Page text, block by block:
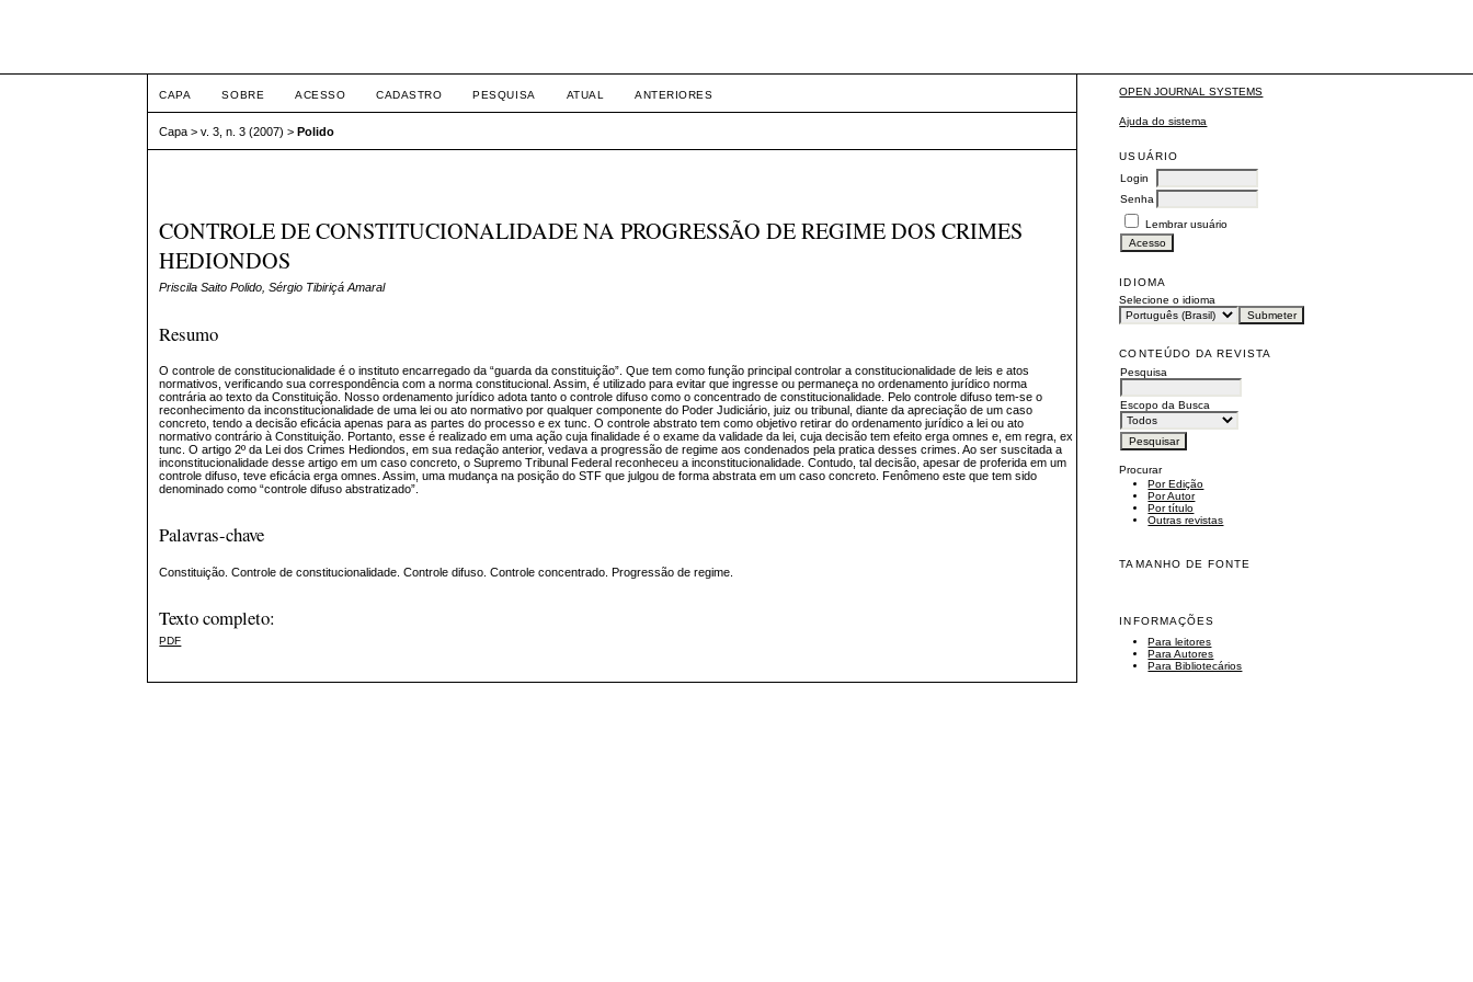
OPEN JOURNAL SYSTEMS
Ajuda do sistema
USUÁRIO
Login
Senha
Lembrar usuário
IDIOMA
Selecione o idioma
CONTEÚDO DA REVISTA
Pesquisa
Escopo da Busca
Procurar
Por Edição
Por Autor
Por título
Outras revistas
TAMANHO DE FONTE
INFORMAÇÕES
Para leitores
Para Autores
Para Bibliotecários
CAPA SOBRE ACESSO CADASTRO PESQUISA ATUAL ANTERIORES
Capa >v. 3, n. 3 (2007) >Polido
CONTROLE DE CONSTITUCIONALIDADE NA PROGRESSÃO DE REGIME DOS CRIMES
HEDIONDOS
Priscila Saito Polido, Sérgio Tibiriçá Amaral
Resumo
O controle de constitucionalidade é o instituto encarregado da “guarda da constituição”. Que tem como função principal controlar a constitucionalidade de leis e atos
normativos, verificando sua correspondência com a norma constitucional. Assim, é utilizado para evitar que ingresse ou permaneça no ordenamento jurídico norma
contrária ao texto da Constituição. Nosso ordenamento jurídico adota tanto o controle difuso como o concentrado de constitucionalidade. Pelo controle difuso tem-se o
reconhecimento da inconstitucionalidade de uma lei ou ato normativo por qualquer componente do Poder Judiciário, juiz ou tribunal, diante da apreciação de um caso
concreto, tendo a decisão eficácia apenas para as partes do processo e ex tunc. O controle abstrato tem como objetivo retirar do ordenamento jurídico a lei ou ato
normativo contrário à Constituição. Portanto, esse é realizado em uma ação cuja finalidade é o exame da validade da lei, cuja decisão tem efeito erga omnes e, em regra, ex
tunc. O artigo 2º da Lei dos Crimes Hediondos, em sua redação anterior, vedava a progressão de regime aos condenados pela pratica desses crimes. Ao ser suscitada a
inconstitucionalidade desse artigo em um caso concreto, o Supremo Tribunal Federal reconheceu a inconstitucionalidade. Contudo, tal decisão, apesar de proferida em um
controle difuso, teve eficácia erga omnes. Assim, uma mudança na posição do STF que julgou de forma abstrata em um caso concreto. Fenômeno este que tem sido
denominado como “controle difuso abstratizado”.
Palavras-chave
Constituição. Controle de constitucionalidade. Controle difuso. Controle concentrado. Progressão de regime.
Texto completo:
PDF